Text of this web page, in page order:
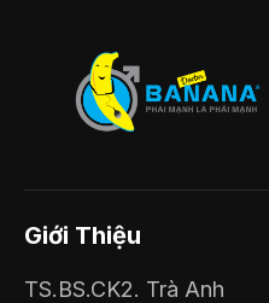
Giới Thiệu
TS.BS.CK2. Trà Anh